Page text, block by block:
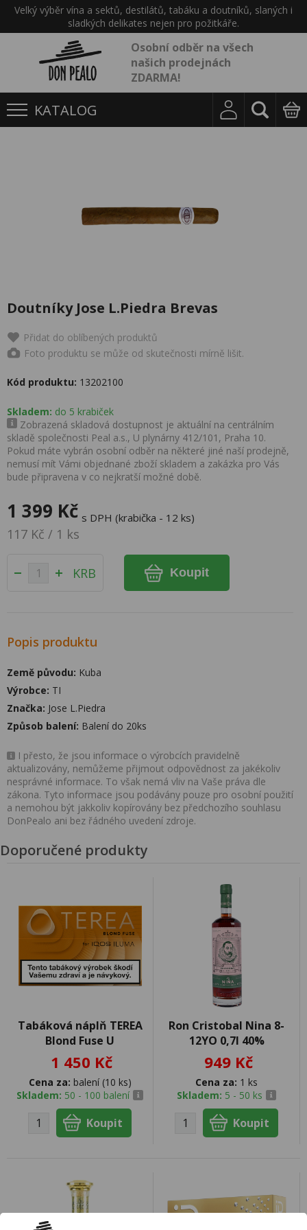
Velký výběr vína a sektů, destilátů, tabáku a doutníků, slaných i
sladkých delikates nejen pro požitkáře.
Osobní odběr na všech
našich prodejnách
ZDARMA!
KATALOG
Doutníky Jose L.Piedra Brevas
Přidat do oblíbených produktů
Foto produktu se může od skutečnosti mírně lišit.
Kód produktu: 13202100
Skladem: do 5 krabiček
Zobrazená skladová dostupnost je aktuální na centrálním
skladě společnosti Peal a.s., U plynárny 412/101, Praha 10.
Pokud máte vybrán osobní odběr na některé jiné naší prodejně,
nemusí mít Vámi objednané zboží skladem a zakázka pro Vás
bude připravena v co nejkratší možné době.
1 399 Kč s DPH (krabička - 12 ks)
117 Kč / 1 ks
KRB Koupit
Popis produktu
Země původu: Kuba
Výrobce: TI
Značka: Jose L.Piedra
Způsob balení: Balení do 20ks
I přesto, že jsou informace o výrobcích pravidelně
aktualizovány, nemůžeme přijmout odpovědnost za jakékoliv
nesprávné informace. To však nemá vliv na Vaše práva dle
zákona. Tyto informace jsou podávány pouze pro osobní použití
a nemohou být jakkoliv kopírovány bez předchozího souhlasu
DonPealo ani bez řádného uvedení zdroje.
Doporučené produkty
Tabáková náplň TEREA
Blond Fuse U
1 450 Kč
Cena za: balení (10 ks)
Skladem: 50 - 100 balení
Ron Cristobal Nina 8-
12YO 0,7l 40%
949 Kč
Cena za: 1 ks
Skladem: 5 - 50 ks